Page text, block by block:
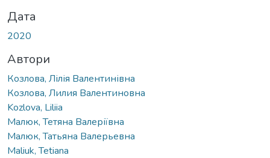
Дата
2020
Автори
Козлова, Лілія Валентинівна
Козлова, Лилия Валентиновна
Kozlova, Liliia
Малюк, Тетяна Валеріївна
Малюк, Татьяна Валерьевна
Maliuk, Tetiana